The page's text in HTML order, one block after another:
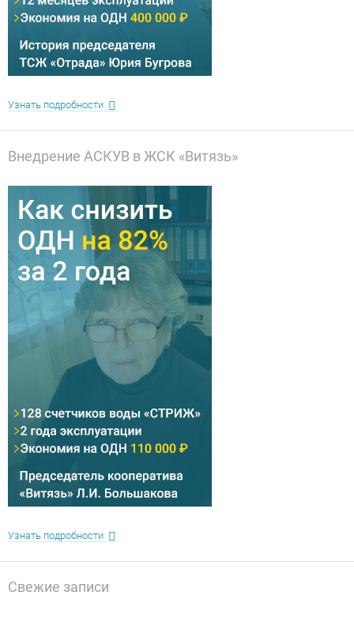
Узнать подробности
Внедрение АСКУВ в ЖСК «Витязь»
Узнать подробности
Свежие записи